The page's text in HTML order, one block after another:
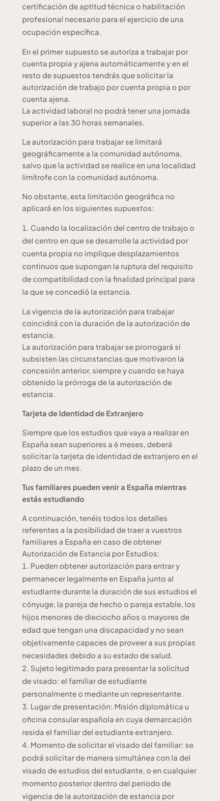
certificación de aptitud técnica o habilitación
profesional necesario para el ejercicio de una
ocupación específica.
En el primer supuesto se autoriza a trabajar por
cuenta propia y ajena automáticamente y en el
resto de supuestos tendrás que solicitar la
autorización de trabajo por cuenta propia o por
cuenta ajena.
La actividad laboral no podrá tener una jornada
superior a las 30 horas semanales.
La autorización para trabajar se limitará
geográficamente a la comunidad autónoma,
salvo que la actividad se realice en una localidad
limítrofe con la comunidad autónoma.
No obstante, esta limitación geográfica no
aplicará en los siguientes supuestos:
Cuando la localización del centro de trabajo o
del centro en que se desarrolle la actividad por
cuenta propia no implique desplazamientos
continuos que supongan la ruptura del requisito
de compatibilidad con la finalidad principal para
la que se concedió la estancia.
La vigencia de la autorización para trabajar
coincidirá con la duración de la autorización de
estancia.
La autorización para trabajar se prorrogará si
subsisten las circunstancias que motivaron la
concesión anterior, siempre y cuando se haya
obtenido la prórroga de la autorización de
estancia.
Tarjeta de Identidad de Extranjero
Siempre que los estudios que vaya a realizar en
España sean superiores a 6 meses, deberá
solicitar la tarjeta de identidad de extranjero en el
plazo de un mes.
Tus familiares pueden venir a España mientras
estás estudiando
A continuación, tenéis todos los detalles
referentes a la posibilidad de traer a vuestros
familiares a España en caso de obtener
Autorización de Estancia por Estudios:
Pueden obtener autorización para entrar y
permanecer legalmente en España junto al
estudiante durante la duración de sus estudios el
cónyuge, la pareja de hecho o pareja estable, los
hijos menores de dieciocho años o mayores de
edad que tengan una discapacidad y no sean
objetivamente capaces de proveer a sus propias
necesidades debido a su estado de salud.
Sujeto legitimado para presentar la solicitud
de visado: el familiar de estudiante
personalmente o mediante un representante.
Lugar de presentación: Misión diplomática u
oficina consular española en cuya demarcación
resida el familiar del estudiante extranjero.
Momento de solicitar el visado del familiar: se
podrá solicitar de manera simultánea con la del
visado de estudios del estudiante, o en cualquier
momento posterior dentro del periodo de
vigencia de la autorización de estancia por